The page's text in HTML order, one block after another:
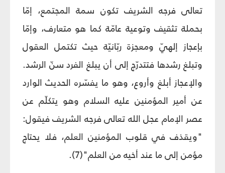
تعالى فرجه الشريف تكون سمة المجتمع، إمّا
بحملة تثقيف وتوعية عامّة كما هو متعارف، وإمّا
بإعجاز إلهيّ ومعجزة ربّانيّة حيث تكتمل العقول
وتبلغ رشدها فتتدرّج إلى أن يبلغ الفرد سنّ الرشد.
والإعجاز أبلغ وأروع، وهو ما يفسّره الحديث الوارد
عن أمير المؤمنين عليه السلام وهو يتكلّم عن
عصر الإمام عجل الله تعالى فرجه الشريف فيقول:
"ويقذف في قلوب المؤمنين العلم، فلا يحتاج
مؤمن إلى ما عند أخيه من العلم"(7).